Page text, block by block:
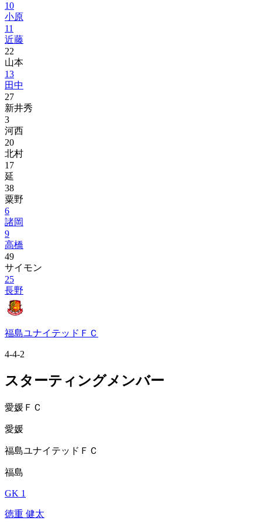
10
小原
11
近藤
22
山本
13
田中
27
新井秀
3
河西
20
北村
17
延
38
粟野
6
諸岡
9
高橋
49
サイモン
25
長野
福島ユナイテッドＦＣ
4-4-2
スターティングメンバー
愛媛ＦＣ
愛媛
福島ユナイテッドＦＣ
福島
GK 1
徳重 健太